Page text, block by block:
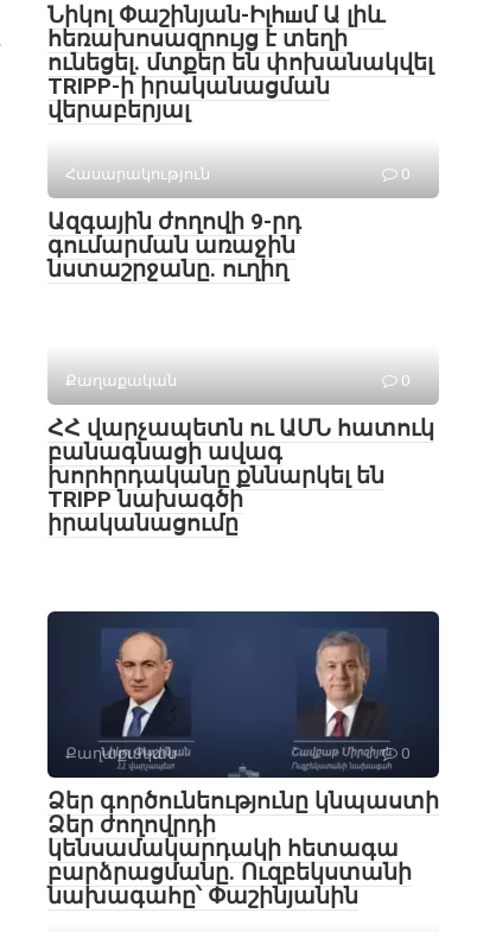
Նիկոլ Փաշինյան-Իլհшմ Ա լիև
հեռախոսազրույց է տեղի
ունեցել․ մտքեր են փոխանակվել
TRIPP-ի իրականացման
վերաբերյալ
Հասարակություն 0
Ազգային ժողովի 9-րդ
գումարման առաջին
նստաշրջանը. ուղիղ
Քաղաքական 0
ՀՀ վարչապետն ու ԱՄՆ հատուկ
բանագնացի ավագ
խորհրդականը քննարկել են
TRIPP նախագծի
իրականացումը
Քաղաքական 0
Ձեր գործունեությունը կնպաստի
Ձեր ժողովրդի
կենսամակարդակի հետագա
բարձրացմանը. Ուզբեկստանի
նախագահը՝ Փաշինյանին